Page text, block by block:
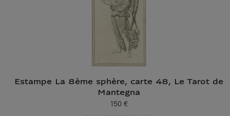
Estampe La 8ème sphère, carte 48, Le Tarot de
Mantegna
Prix ​​actuel
150 €